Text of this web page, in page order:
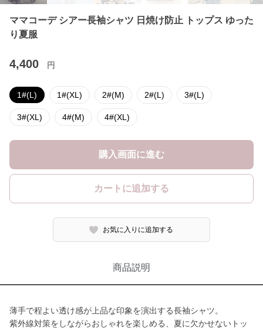
ママコーデ シアー長袖シャツ 日焼け防止 トップス ゆった
り夏服
4,400 円
1#(L) 1#(XL) 2#(M) 2#(L) 3#(L)
3#(XL) 4#(M) 4#(XL)
購入画面に進む
カートに追加する
お気に入りに追加する
商品説明
薄手で程よい透け感が上品な印象を演出する長袖シャツ。
紫外線対策をしながらおしゃれを楽しめる、夏に欠かせないトッ